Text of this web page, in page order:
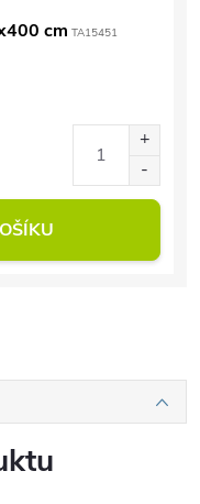
cm TA15451